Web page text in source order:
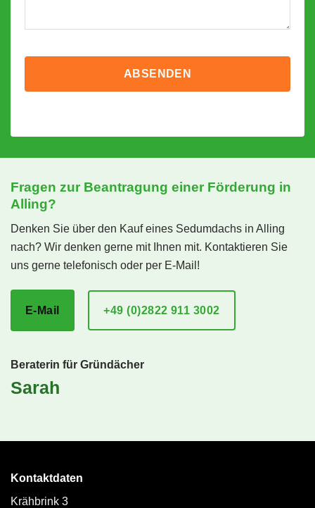
Fragen zur Beantragung einer Förderung in
Alling?
Denken Sie über den Kauf eines Sedumdachs in Alling
nach? Wir denken gerne mit Ihnen mit. Kontaktieren Sie
uns gerne telefonisch oder per E-Mail!
E-Mail +49 (0)2822 911 3002
Beraterin für Gründächer
Sarah
Kontaktdaten
Krähbrink 3